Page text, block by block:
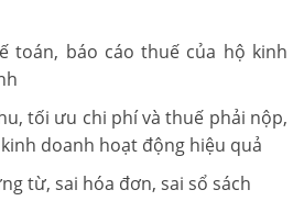
toán, báo cáo thuế của hộ kinh
tối ưu chi phí và thuế phải nộp,
doanh hoạt động hiệu quả
từ, sai hóa đơn, sai sổ sách